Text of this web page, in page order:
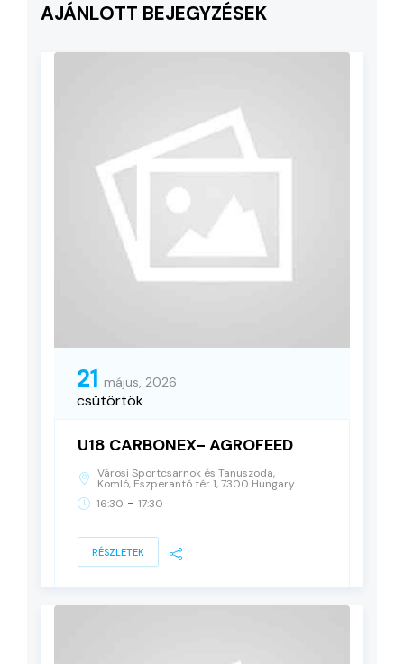
AJÁNLOTT BEJEGYZÉSEK
21 május, 2026
csütörtök
U18 CARBONEX- AGROFEED
Városi Sportcsarnok és Tanuszoda,
Komló, Eszperantó tér 1, 7300 Hungary
16:30 - 17:30
RÉSZLETEK